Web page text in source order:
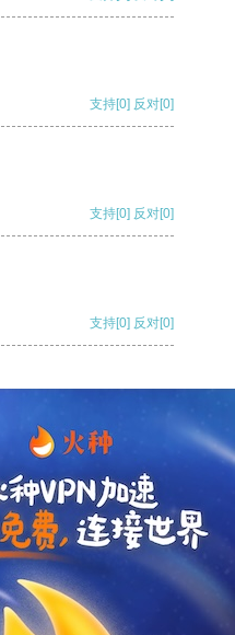
支持[0] 反对[0]
支持[0] 反对[0]
支持[0] 反对[0]
支持
支持[0] 反对[0]